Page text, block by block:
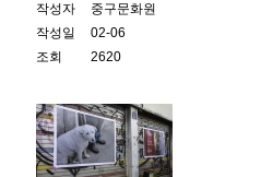
작성자
중구문화원
작성일
02-06
조회
2620